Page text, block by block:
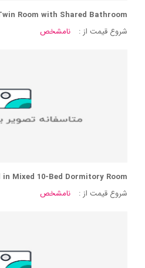
Room with Shared Bathroom
شروع قیمت از :
نامشخص
in Mixed 10-Bed Dormitory Room
شروع قیمت از :
نامشخص